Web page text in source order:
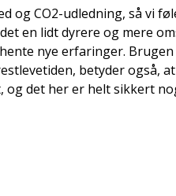
og CO2-udledning, så vi
en lidt dyrere og mere
nye erfaringer.
betyder også,
det her er helt sikkert